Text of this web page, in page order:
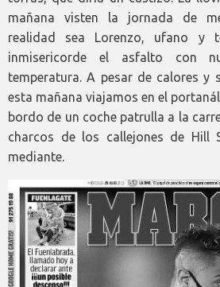
mañana visten la jornada de
realidad sea Lorenzo, ufano y
inmisericorde el asfalto con
temperatura. A pesar de calores y
esta mañana viajamos en el
bordo de un coche patrulla a la
charcos de los callejones de Hill
mediante.